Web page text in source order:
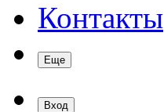
Контакты
Еще
Вход